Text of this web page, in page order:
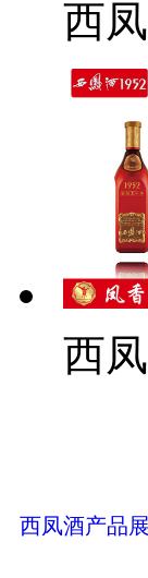
西
西
西凤酒产品